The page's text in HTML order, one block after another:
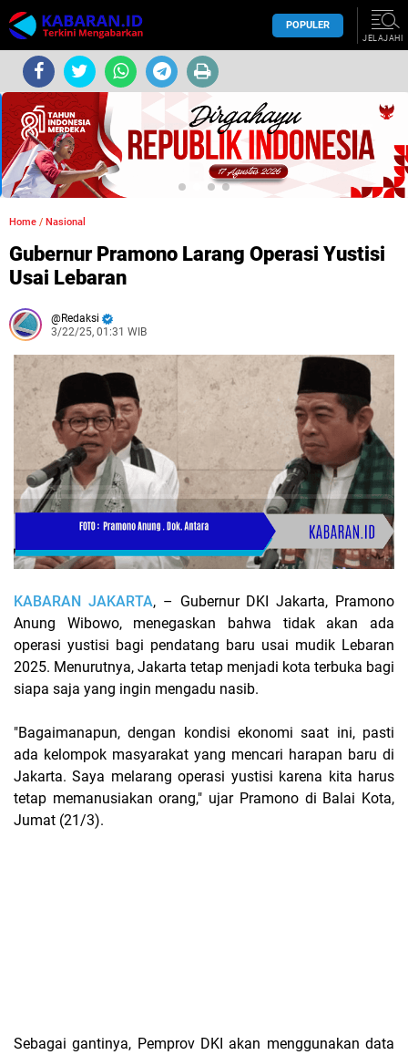
POPULER
JELAJAHI
Home / Nasional
Gubernur Pramono Larang Operasi Yustisi
Usai Lebaran
Redaksi
3/22/25, 01:31 WIB
KABARAN JAKARTA,– Gubernur DKI Jakarta, Pramono
Anung Wibowo, menegaskan bahwa tidak akan ada
operasi yustisi bagi pendatang baru usai mudik Lebaran
2025. Menurutnya, Jakarta tetap menjadi kota terbuka bagi
siapa saja yang ingin mengadu nasib.
"Bagaimanapun, dengan kondisi ekonomi saat ini, pasti
ada kelompok masyarakat yang mencari harapan baru di
Jakarta. Saya melarang operasi yustisi karena kita harus
tetap memanusiakan orang," ujar Pramono di Balai Kota,
Jumat (21/3).
Sebagai gantinya, Pemprov DKI akan menggunakan data